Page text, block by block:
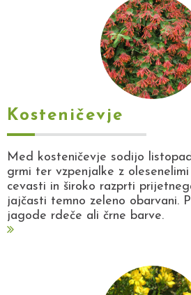
Kosteničevje
Med kosteničevje sodijo
grmi ter vzpenjalke z
cevasti in široko razprti
jajčasti temno zeleno obarvani.
jagode rdeče ali črne barve.